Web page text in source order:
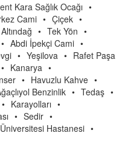
Kara Sağlık Ocağı •
Cami • Çiçek •
Altındağ • Tek Yön •
• Abdi İpekçi Cami •
• Yeşilova • Rafet Paşa
• Kanarya •
• Havuzlu Kahve •
Benzinlik • Tedaş •
• Karayolları •
• Sedir •
Hastanesi •